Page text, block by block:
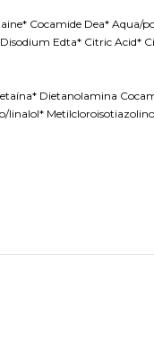
Cocamide Dea*
Edta* Citric Acid*
Dietanolamina